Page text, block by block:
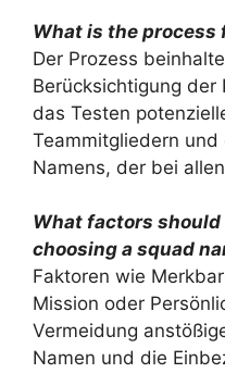
What is the process
Der Prozess
Berücksichtigung der
das Testen
Teammitgliedern
Namens, der bei
What factors should
choosing a squad
Faktoren wie
Mission oder
Vermeidung
Namen und die